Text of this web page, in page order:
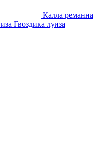
Калла реманна
Гвоздика луиза